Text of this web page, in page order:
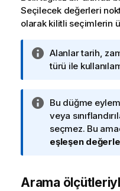
Seçilecek değerleri
olarak kilitli seçimlerin
B
i
i
n
o
t
Alanlar tarih,
türü ile
B
i
l
g
o
Bu düğme
veya
seçmez. Bu
eşleşen
Arama